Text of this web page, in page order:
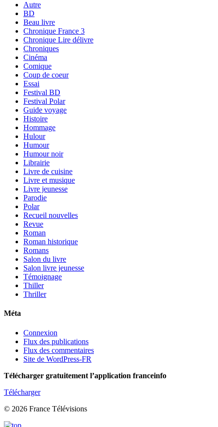
Autre
BD
Beau livre
Chronique France 3
Chronique Lire délivre
Chroniques
Cinéma
Comique
Coup de coeur
Essai
Festival BD
Festival Polar
Guide voyage
Histoire
Hommage
Hulour
Humour
Humour noir
Librairie
Livre de cuisine
Livre et musique
Livre jeunesse
Parodie
Polar
Recueil nouvelles
Revue
Roman
Roman historique
Romans
Salon du livre
Salon livre jeunesse
Témoignage
Thiller
Thriller
Méta
Connexion
Flux des publications
Flux des commentaires
Site de WordPress-FR
Télécharger gratuitement l’application franceinfo
Télécharger
© 2026 France Télévisions